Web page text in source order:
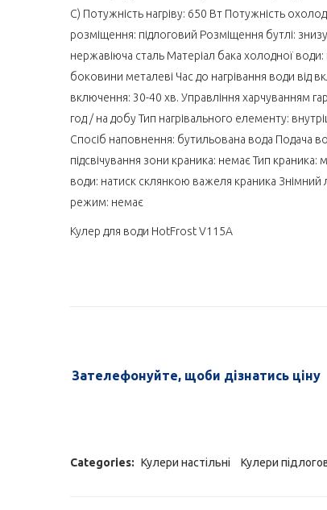
C) Потужність нагріву: 650 Вт Потужність
розміщення: підлоговий Розміщення бутлі:
нержавіюча сталь Матеріал бака холодної
боковини металеві Час до нагрівання води від
включення: 30-40 хв. Управління харчуванням
год / на добу Тип нагрівального елементу:
Спосіб наповнення: бутильована вода Подача
підсвічування зони краника: немає Тип
води: натиск склянкою важеля краника
режим: немає
Кулер для води HotFrost V115A
Зателефонуйте, щоби дізнатись ціну
Categories: Кулери настільні Кулери